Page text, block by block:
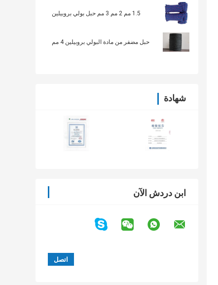
1.5 مم 2 مم 3 مم حبل بولي بروبيلين
حبل مضفر من مادة البولي بروبيلين 4 مم
شهادة
ابن دردش الآن